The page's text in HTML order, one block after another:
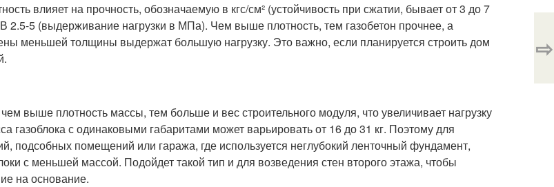
влияет на прочность, обозначаемую в кгс/см² (устойчивость при сжатии, бывает от 3 до 7
2.5-5 (выдерживание нагрузки в МПа). Чем выше плотность, тем газобетон прочнее, а
меньшей толщины выдержат большую нагрузку. Это важно, если планируется строить дом
выше плотность массы, тем больше и вес строительного модуля, что увеличивает нагрузку
газоблока с одинаковыми габаритами может варьировать от 16 до 31 кг. Поэтому для
подсобных помещений или гаража, где используется неглубокий ленточный фундамент,
с меньшей массой. Подойдет такой тип и для возведения стен второго этажа, чтобы
на основание.
⇨